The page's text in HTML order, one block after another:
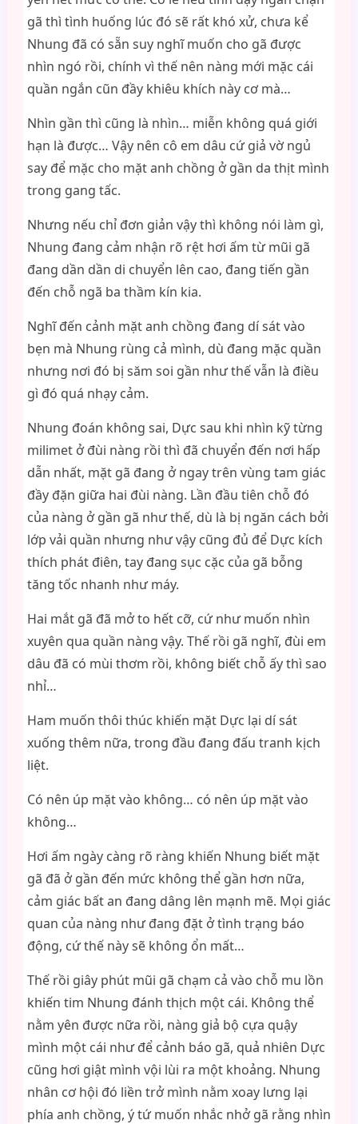
gã thì tình huống lúc đó sẽ rất khó xử, chưa kể
Nhung đã có sẵn suy nghĩ muốn cho gã được
nhìn ngó rồi, chính vì thế nên nàng mới mặc cái
quần ngắn cũn đầy khiêu khích này cơ mà…
Nhìn gần thì cũng là nhìn… miễn không quá giới
hạn là được… Vậy nên cô em dâu cứ giả vờ ngủ
say để mặc cho mặt anh chồng ở gần da thịt mình
trong gang tấc.
Nhưng nếu chỉ đơn giản vậy thì không nói làm gì,
Nhung đang cảm nhận rõ rệt hơi ấm từ mũi gã
đang dần dần di chuyển lên cao, đang tiến gần
đến chỗ ngã ba thầm kín kia.
Nghĩ đến cảnh mặt anh chồng đang dí sát vào
bẹn mà Nhung rùng cả mình, dù đang mặc quần
nhưng nơi đó bị săm soi gần như thế vẫn là điều
gì đó quá nhạy cảm.
Nhung đoán không sai, Dực sau khi nhìn kỹ từng
milimet ở đùi nàng rồi thì đã chuyển đến nơi hấp
dẫn nhất, mặt gã đang ở ngay trên vùng tam giác
đầy đặn giữa hai đùi nàng. Lần đầu tiên chỗ đó
của nàng ở gần gã như thế, dù là bị ngăn cách bởi
lớp vải quần nhưng như vậy cũng đủ để Dực kích
thích phát điên, tay đang sục cặc của gã bỗng
tăng tốc nhanh như máy.
Hai mắt gã đã mở to hết cỡ, cứ như muốn nhìn
xuyên qua quần nàng vậy. Thế rồi gã nghĩ, đùi em
dâu đã có mùi thơm rồi, không biết chỗ ấy thì sao
nhỉ…
Ham muốn thôi thúc khiến mặt Dực lại dí sát
xuống thêm nữa, trong đầu đang đấu tranh kịch
liệt.
Có nên úp mặt vào không… có nên úp mặt vào
không…
Hơi ấm ngày càng rõ ràng khiến Nhung biết mặt
gã đã ở gần đến mức không thể gần hơn nữa,
cảm giác bất an đang dâng lên mạnh mẽ. Mọi giác
quan của nàng như đang đặt ở tình trạng báo
động, cứ thế này sẽ không ổn mất…
Thế rồi giây phút mũi gã chạm cả vào chỗ mu lồn
khiến tim Nhung đánh thịch một cái. Không thể
nằm yên được nữa rồi, nàng giả bộ cựa quậy
mình một cái như để cảnh báo gã, quả nhiên Dực
cũng hơi giật mình vội lùi ra một khoảng. Nhung
nhân cơ hội đó liền trở mình nằm xoay lưng lại
phía anh chồng, ý tứ muốn nhắc nhở gã rằng nhìn